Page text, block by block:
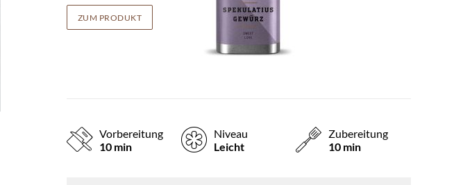
ZUM PRODUKT
Vorbereitung
10 min
Niveau
Leicht
Zubereitung
10 min